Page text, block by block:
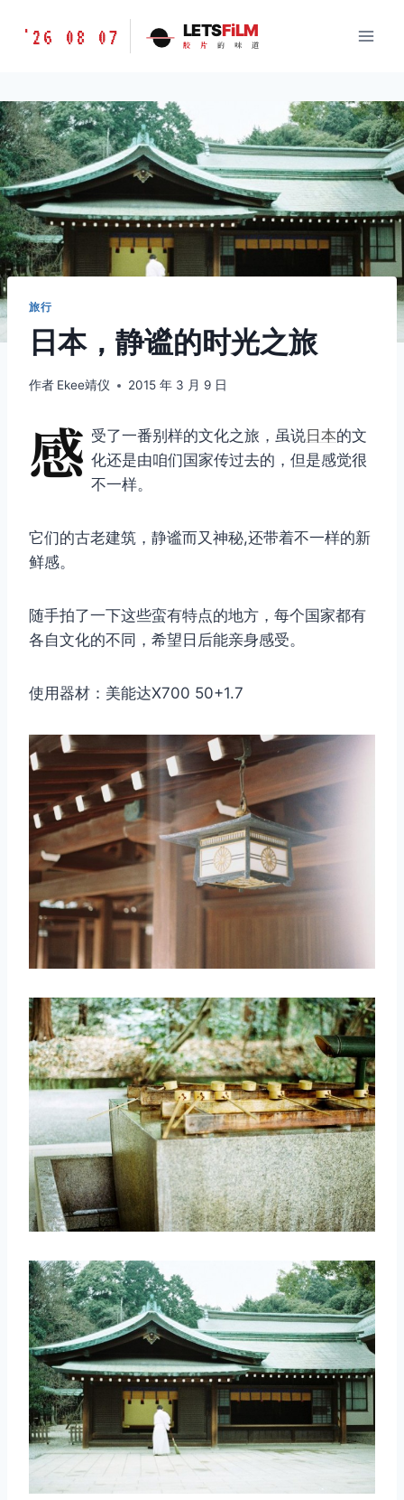
胶
味
道
LETSFILM
'26 08 07 LETSFiLM
胶 片 的 味 道
旅行
日本，静谧的时光之旅
作者 Ekee靖仪 2015 年 3 月 9 日
感 受了一番别样的文化之旅，虽说 日本的文
化还是由咱们国家传过去的，但是感觉很
不一样。
它们的古老建筑，静谧而又神秘,还带着不一样的新
鲜感。
随手拍了一下这些蛮有特点的地方，每个国家都有
各自文化的不同，希望日后能亲身感受。
使用器材：美能达X700 50+1.7